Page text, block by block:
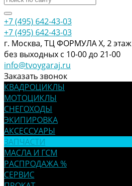
+7 (495) 642-43-03
+7 (495) 642-43-03
г. Москва, ТЦ ФОРМУЛА Х, 2 этаж
без выходных с 10-00 до 21-00
info@tvoygaraj.ru
Заказать звонок
КВАДРОЦИКЛЫ
МОТОЦИКЛЫ
СНЕГОХОДЫ
ЭКИПИРОВКА
АКСЕССУАРЫ
ЗАПЧАСТИ
МАСЛА И ГСМ
РАСПРОДАЖА %
СЕРВИС